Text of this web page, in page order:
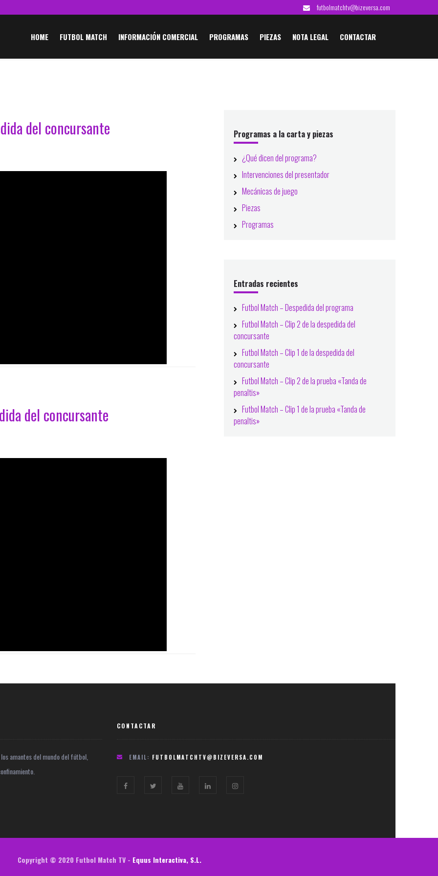
futbolmatchtv@bizeversa.com
HOME FUTBOL MATCH INFORMACIÓN COMERCIAL PROGRAMAS PIEZAS NOTA LEGAL CONTACTAR
del concursante
del concursante
lateral
principal
Programas a la carta y piezas
¿Qué dicen del programa?
Intervenciones del presentador
Mecánicas de juego
Piezas
Programas
Entradas recientes
Futbol Match – Despedida del programa
Futbol Match – Clip 2 de la despedida del
concursante
Futbol Match – Clip 1 de la despedida del
concursante
Futbol Match – Clip 2 de la prueba «Tanda de
penaltis»
Futbol Match – Clip 1 de la prueba «Tanda de
penaltis»
amantes del mundo del fútbol,
CONTACTAR
EMAIL: FUTBOLMATCHTV@BIZEVERSA.COM
Copyright © 2020 Futbol Match TV - Equus Interactiva, S.L.